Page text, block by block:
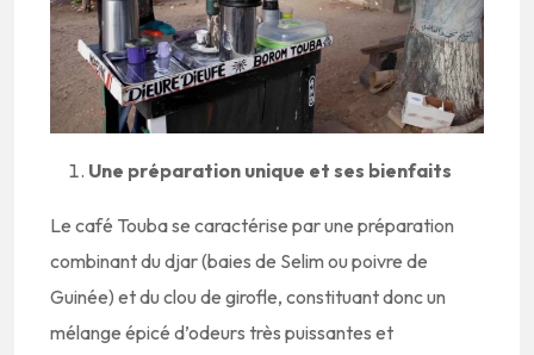
Une préparation unique et ses bienfaits
Le café Touba se caractérise par une préparation
combinant du djar (baies de Selim ou poivre de
Guinée) et du clou de girofle, constituant donc un
mélange épicé d’odeurs très puissantes et